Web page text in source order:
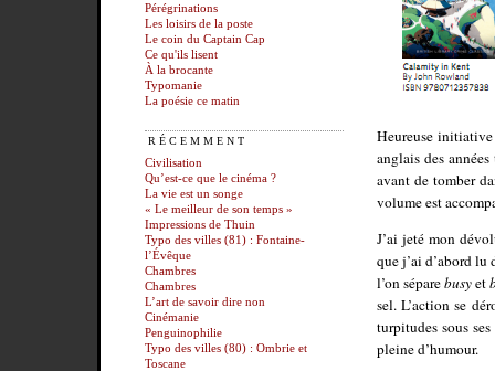
Pérégrinations
Les loisirs de la poste
Le coin du Captain Cap
Ce qu'ils lisent
À la brocante
Typomanie
La poésie ce matin
RÉCEMMENT
Civilisation
Qu’est-ce que le cinéma ?
La vie est un songe
« Le meilleur de son temps »
Impressions de Thuin
Typo des villes (81) : Fontaine-
l’Évêque
Chambres
Chambres
L’art de savoir dire non
Cinémanie
Penguinophilie
Typo des villes (80) : Ombrie et
Toscane
Heureuse
anglais des
avant de tomber
volume est
J’ai jeté mon
que j’ai d’abord lu
l’on séparebusyet
sel. L’action se
turpitudes sous
pleine d’humour.